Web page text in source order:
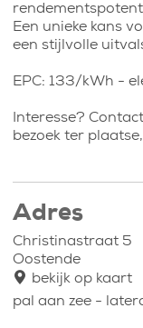
Een unieke kans
een stijlvolle
EPC: 133/kWh -
Interesse?
bezoek ter
Adres
Christinastraat 5
Oostende
bekijk op kaart
pal aan zee -